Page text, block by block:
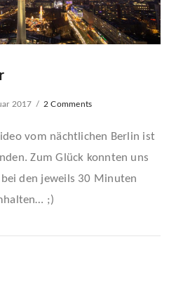
2017 2 Comments
vom nächtlichen Berlin ist
Zum Glück konnten uns
den jeweils 30 Minuten
;)